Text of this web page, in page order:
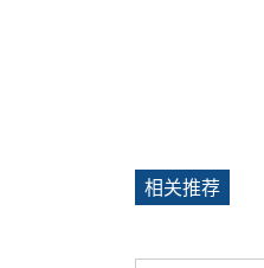
相关推荐